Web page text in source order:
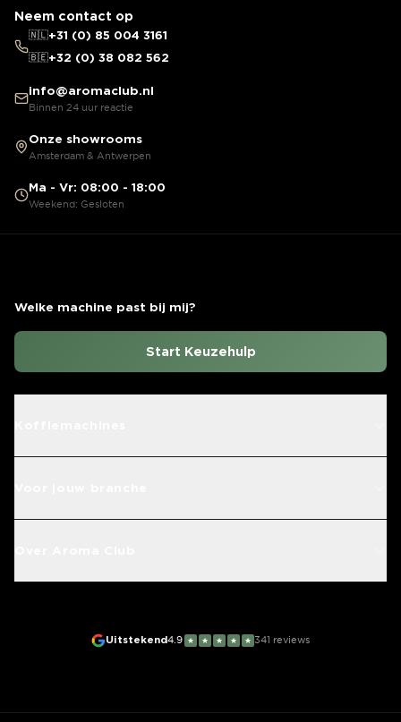
Neem contact op
🇳🇱+31 (0) 85 004 3161
🇧🇪+32 (0) 38 082 562
info@aromaclub.nl
Binnen 24 uur reactie
Onze showrooms
Amsterdam & Antwerpen
Ma - Vr: 08:00 - 18:00
Weekend: Gesloten
Welke machine past bij mij?
Start Keuzehulp
Uitstekend4.9 ★ ★ ★ ★ ★ 341 reviews